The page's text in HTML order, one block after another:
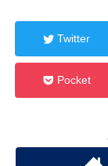
Twitter
Pocket